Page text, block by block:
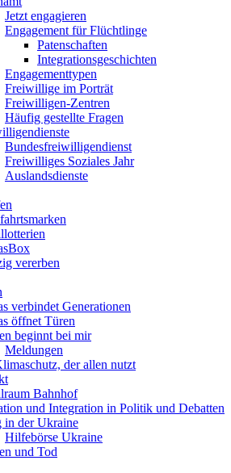
Jetzt engagieren
Engagement für Flüchtlinge
Patenschaften
Integrationsgeschichten
Engagementtypen
Freiwillige im Porträt
Freiwilligen-Zentren
Häufig gestellte Fragen
Bundesfreiwilligendienst
Freiwilliges Soziales Jahr
Auslandsdienste
vererben
verbindet Generationen
öffnet Türen
beginnt bei mir
Meldungen
der allen nutzt
Bahnhof
und Integration in Politik und Debatten
in der Ukraine
Hilfebörse Ukraine
und Tod